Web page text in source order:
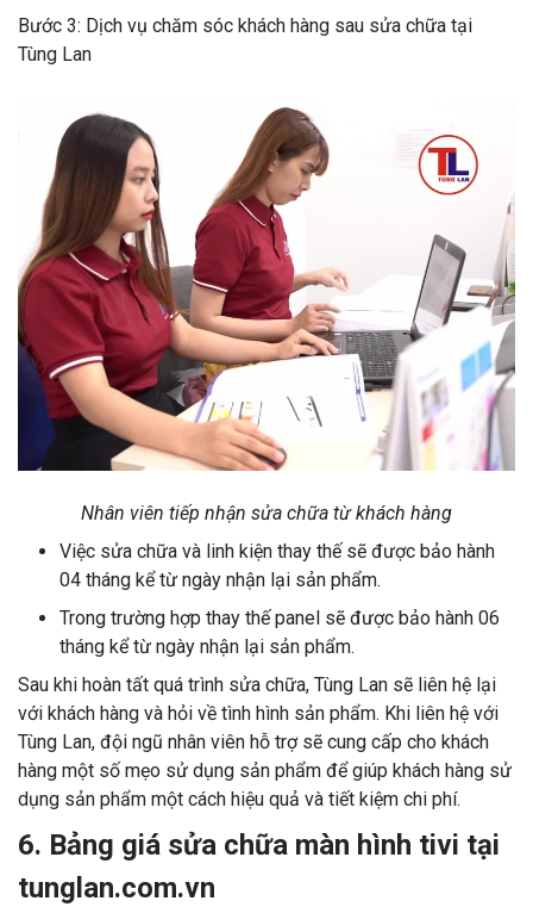
Bước 3: Dịch vụ chăm sóc khách hàng sau sửa chữa tại
Tùng Lan
Nhân viên tiếp nhận sửa chữa từ khách hàng
Việc sửa chữa và linh kiện thay thế sẽ được bảo hành
04 tháng kể từ ngày nhận lại sản phẩm.
Trong trường hợp thay thế panel sẽ được bảo hành 06
tháng kể từ ngày nhận lại sản phẩm.
Sau khi hoàn tất quá trình sửa chữa, Tùng Lan sẽ liên hệ lại
với khách hàng và hỏi về tình hình sản phẩm. Khi liên hệ với
Tùng Lan, đội ngũ nhân viên hỗ trợ sẽ cung cấp cho khách
hàng một số mẹo sử dụng sản phẩm để giúp khách hàng sử
dụng sản phẩm một cách hiệu quả và tiết kiệm chi phí.
6. Bảng giá sửa chữa màn hình tivi tại
tunglan.com.vn